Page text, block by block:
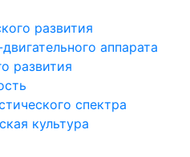
развития
аппарата
развития
спектра
культура